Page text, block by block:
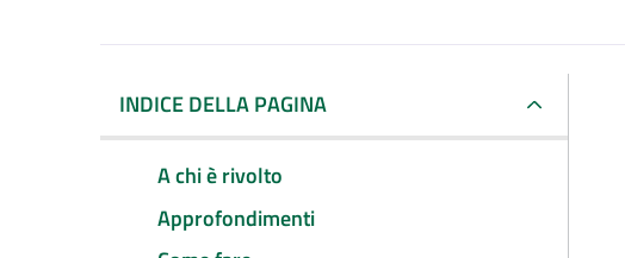
INDICE DELLA PAGINA
A chi è rivolto
Approfondimenti